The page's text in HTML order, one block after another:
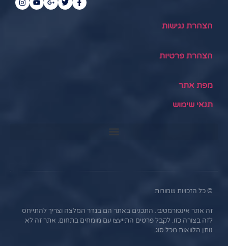
הצהרת נגישות
הצהרת פרטיות
מפת אתר
תנאי שימוש
© כל הזכויות שמורות.
זה אתר אינפורמטיבי. התכנים באתר הם בגדר המלצה וצריך להתייחס
לזה בצורה כזו. לקבל פרטים התייעצו עם מומחים בתחום. אתר זה לא
נותן הלוואות מכל סוג.